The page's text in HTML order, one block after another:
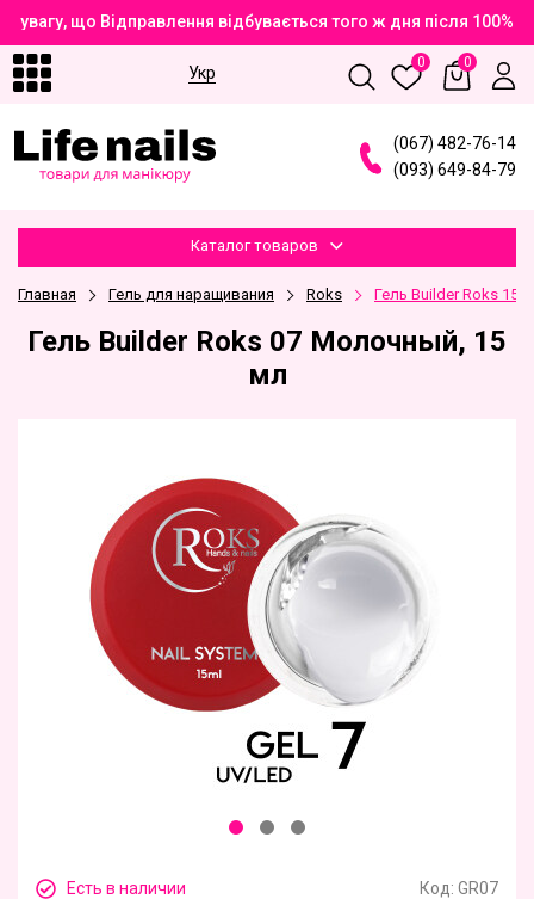
що Відправлення відбувається того ж дня після
Укр
0 0
(067) 482-76-14
(093) 649-84-79
Каталог товаров
Главная Гель для наращивания Roks Гель Builder Roks
Гель Builder Roks 07 Молочный, 15
мл
Есть в наличии Код: GR07